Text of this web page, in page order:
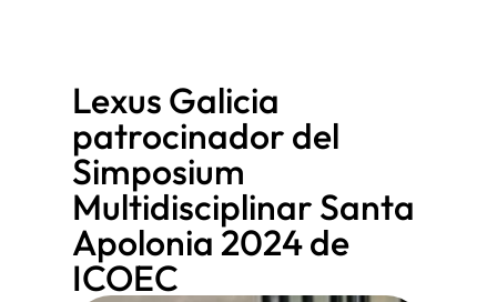
Lexus Galicia
patrocinador del
Simposium
Multidisciplinar Santa
Apolonia 2024 de
ICOEC